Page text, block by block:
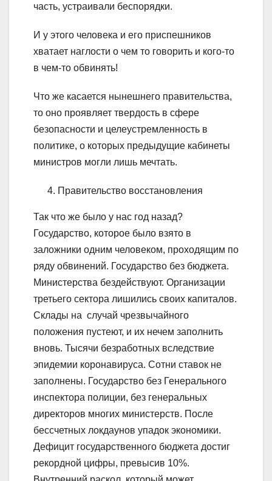
часть, устраивали беспорядки.
И у этого человека и его приспешников
хватает наглости о чем то говорить и кого-то
в чем-то обвинять!
Что же касается нынешнего правительства,
то оно проявляет твердость в сфере
безопасности и целеустремленность в
политике, о которых предыдущие кабинеты
министров могли лишь мечтать.
Правительство восстановления
Так что же было у нас год назад?
Государство, которое было взято в
заложники одним человеком, проходящим по
ряду обвинений. Государство без бюджета.
Министерства бездействуют. Организации
третьего сектора лишились своих капиталов.
Склады на случай чрезвычайного
положения пустеют, и их нечем заполнить
вновь. Тысячи безработных вследствие
эпидемии коронавируса. Сотни ставок не
заполнены. Государство без Генерального
инспектора полиции, без генеральных
директоров многих министерств. После
бессчетных локдаунов упадок экономики.
Дефицит государственного бюджета достиг
рекордной цифры, превысив 10%.